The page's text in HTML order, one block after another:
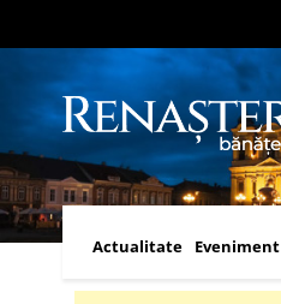
Actualitate Eveniment